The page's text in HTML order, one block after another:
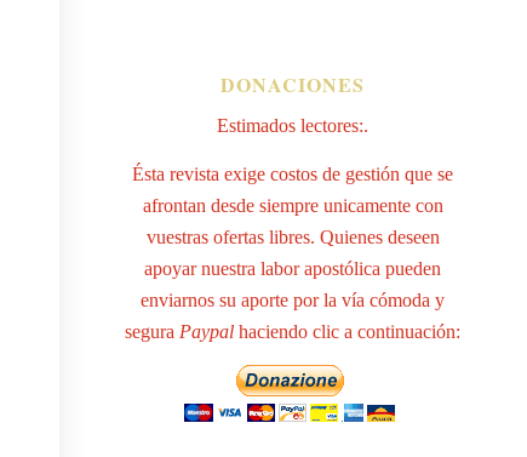
DONACIONES
Estimados lectores:.
Ésta revista exige costos de gestión que se
afrontan desde siempre unicamente con
vuestras ofertas libres. Quienes deseen
apoyar nuestra labor apostólica pueden
enviarnos su aporte por la vía cómoda y
segura Paypal haciendo clic a continuación: